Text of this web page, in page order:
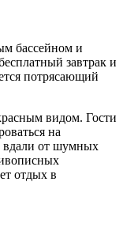
бассейном и
завтрак и
потрясающий
видом. Гости
на
вдали от шумных
отдых в